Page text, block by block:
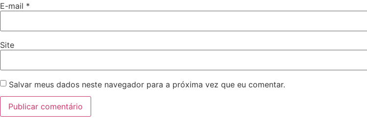
E-mail *
Site
Salvar meus dados neste navegador para a próxima vez que eu comentar.